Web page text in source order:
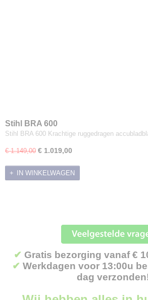
Stihl BRA 600
Stihl BRA 600 Krachtige ruggedragen
€ 1.149,00 € 1.019,00
IN WINKELWAGEN
✔ Gratis bezorging vanaf €
✔ Werkdagen voor 13:00u
dag